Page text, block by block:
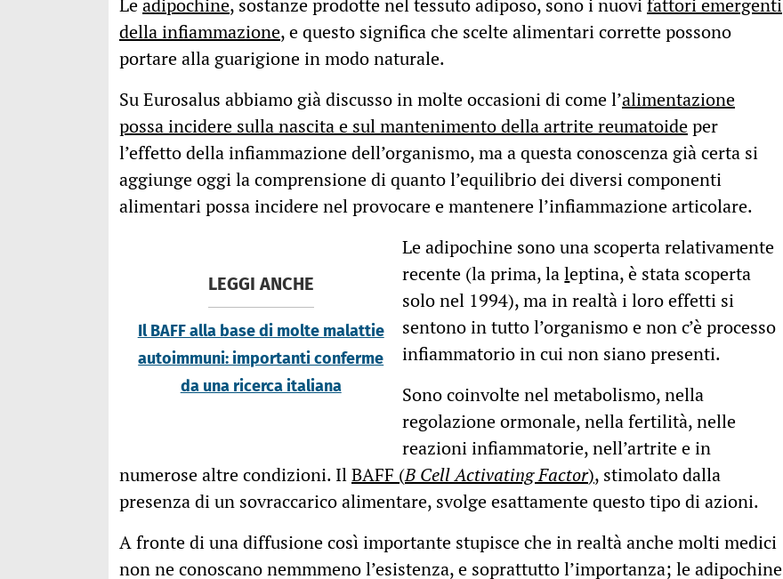
della infiammazione, e questo significa che scelte alimentari corrette possono
portare alla guarigione in modo naturale.
Su Eurosalus abbiamo già discusso in molte occasioni di come l’alimentazione
possa incidere sulla nascita e sul mantenimento della artrite reumatoideper
l’effetto della infiammazione dell’organismo, ma a questa conoscenza già certa si
aggiunge oggi la comprensione di quanto l’equilibrio dei diversi componenti
alimentari possa incidere nel provocare e mantenere l’infiammazione articolare.
LEGGI ANCHE
Il BAFF alla base di molte malattie
autoimmuni: importanti conferme
da una ricerca italiana
Le adipochine sono una scoperta relativamente
recente (la prima, laleptina, è stata scoperta
solo nel 1994), ma in realtà i loro effetti si
sentono in tutto l’organismo e non c’è processo
infiammatorio in cui non siano presenti.
Sono coinvolte nel metabolismo, nella
regolazione ormonale, nella fertilità, nelle
reazioni infiammatorie, nell’artrite e in
numerose altre condizioni. IlBAFF (B Cell Activating Factor), stimolato dalla
presenza di un sovraccarico alimentare, svolge esattamente questo tipo di azioni.
A fronte di una diffusione così importante stupisce che in realtà anche molti medici
non ne conoscano nemmmeno l’esistenza, e soprattutto l’importanza; le adipochine